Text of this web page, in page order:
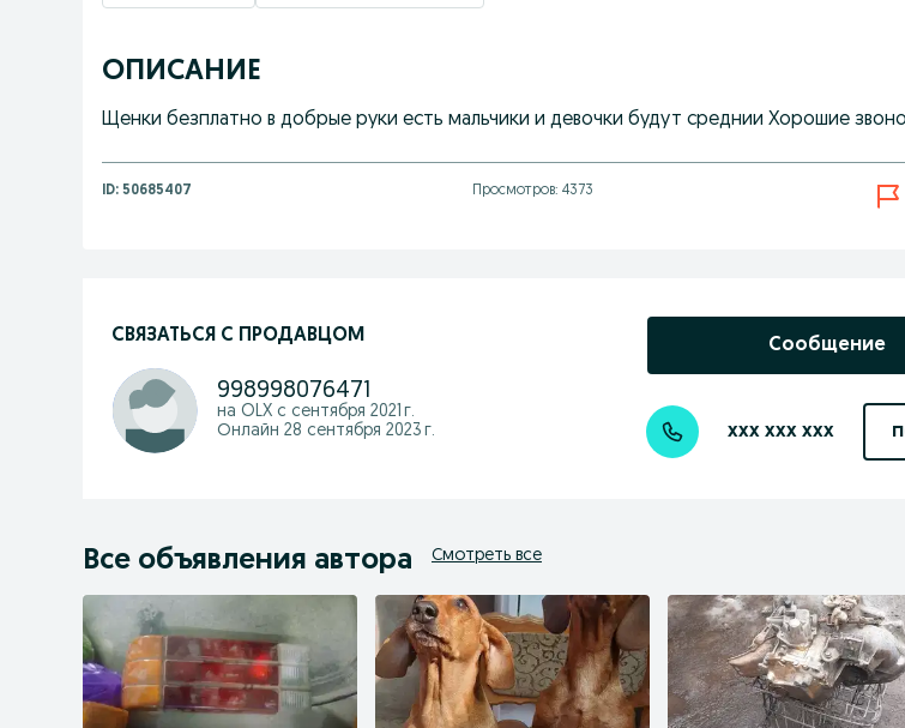
ОПИСАНИЕ
Щенки безплатно в добрые руки есть мальчики и девочки будут среднии Хорошие
ID: 50685407 Просмотров: 4373
СВЯЗАТЬСЯ С ПРОДАВЦОМ
998998076471
на OLX с сентября 2021 г.
Онлайн 28 сентября 2023 г.
Сообщение
xxx xxx xxx
Все объявления автора Смотреть все